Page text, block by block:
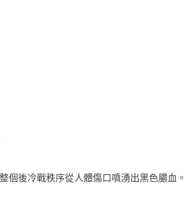
個後冷戰秩序從人體傷口噴湧出黑色膿血。